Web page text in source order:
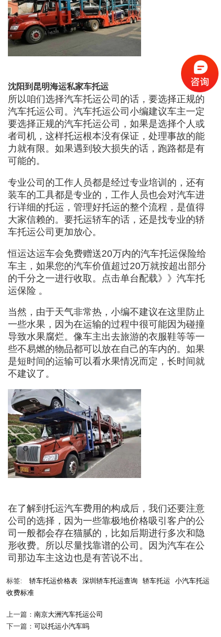
沈阳到昆明海运私家车托运
所以咱们选择汽车托运公司的话，要选择正规的
汽车托运公司。汽车托运公司小编建议车主一定
要选择正规的汽车托运公司，如果是选择个人或
者司机，这样托运根本没有保证，处理事故的能
力就有限。如果遇到较大损失的话，跑路都是有
可能的。
专业公司的工作人员都是经过专业培训的，还有
装车的工具都是专业的，工作人员也会对汽车进
行详细的托运，管理好托运的整个流程，是值得
大家信赖的。要托运轿车的话，还是找专业的轿
车托运公司更加放心。
恒运达运车会免费赠送20万内的汽车托运保险给
车主，如果您的汽车价值超过20万就按超出部分
的千分之一进行收取。点击单台配载》》汽车托
运保险 。
当然，由于天气非常热，小编不建议在这里防止
一些水果，因为在运输的过程中很可能因为碰撞
导致水果腐烂。像车主出去旅游的衣服鞋等等一
些不易燃的物品都可以放在自己的车内的。如果
是短时间的运输可以看水果情况而定，长时间就
不建议了。
在了解到托运汽车费用的构成后，我们还要注意
公司的选择，因为一些靠极地价格吸引客户的公
司一般都会存在猫腻的，比如后期进行多次和隐
形收费。所以尽量找靠谱的公司。因为汽车在公
司那边车主这边也是有苦说不出。
标签: 轿车托运价格表 深圳轿车托运查询 轿车托运
小汽车托运
收费标准
上一篇：南京大洲汽车托运公司
下一篇：可以托运小汽车吗